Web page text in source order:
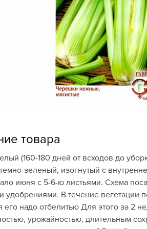
горшечные
Весна
продукция
саду, пикник
карты
товара
(160-180 дней от всходов до
зеленый, изогнутый с
июня с 5-6-ю листьями. Схема
удобрениями. В течение вегетации
его надо отбелитью Для этого за 2
урожайностью, длительным